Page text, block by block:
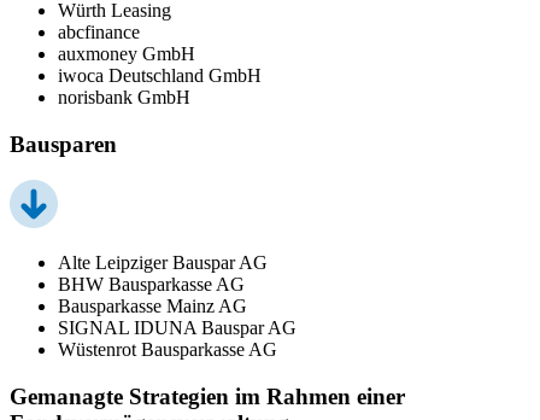
Würth Leasing
abcfinance
auxmoney GmbH
iwoca Deutschland GmbH
norisbank GmbH
Bausparen
Alte Leipziger Bauspar AG
BHW Bausparkasse AG
Bausparkasse Mainz AG
SIGNAL IDUNA Bauspar AG
Wüstenrot Bausparkasse AG
Gemanagte Strategien im Rahmen einer